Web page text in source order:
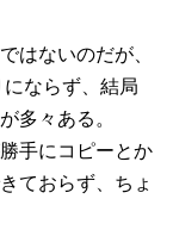
はないのだが、
ならず、結局
多々ある。
手にコピーとか
ておらず、ちょ